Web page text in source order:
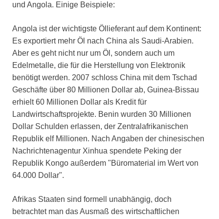
und Angola. Einige Beispiele:
Angola ist der wichtigste Öllieferant auf dem Kontinent:
Es exportiert mehr Öl nach China als Saudi-Arabien.
Aber es geht nicht nur um Öl, sondern auch um
Edelmetalle, die für die Herstellung von Elektronik
benötigt werden. 2007 schloss China mit dem Tschad
Geschäfte über 80 Millionen Dollar ab, Guinea-Bissau
erhielt 60 Millionen Dollar als Kredit für
Landwirtschaftsprojekte. Benin wurden 30 Millionen
Dollar Schulden erlassen, der Zentralafrikanischen
Republik elf Millionen. Nach Angaben der chinesischen
Nachrichtenagentur Xinhua spendete Peking der
Republik Kongo außerdem "Büromaterial im Wert von
64.000 Dollar".
Afrikas Staaten sind formell unabhängig, doch
betrachtet man das Ausmaß des wirtschaftlichen